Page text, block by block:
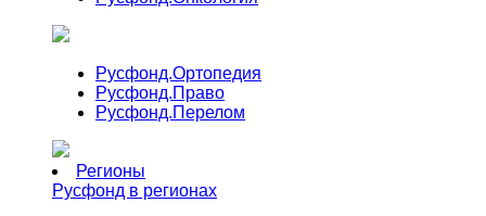
Русфонд.Ортопедия
Русфонд.Право
Русфонд.Перелом
Регионы
Русфонд в регионах